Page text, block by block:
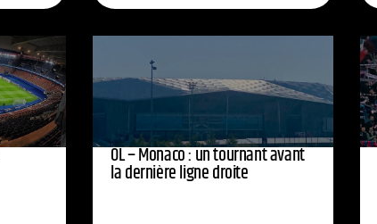
OL – Monaco : un tournant avant
la dernière ligne droite